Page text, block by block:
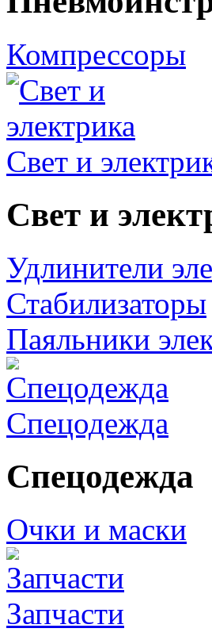
Компрессоры
Свет и
Свет и
Удлинители
Стабилизаторы
Паяльники
Спецодежда
Спецодежда
Очки и маски
Запчасти